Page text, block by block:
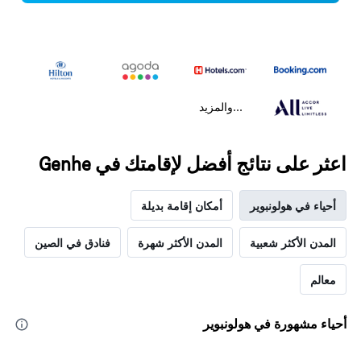
...والمزيد
اعثر على نتائج أفضل لإقامتك في Genhe
أحياء في هولونبوير أمكان إقامة بديلة
المدن الأكثر شعبية المدن الأكثر شهرة فنادق في الصين
معالم
أحياء مشهورة في هولونبوير